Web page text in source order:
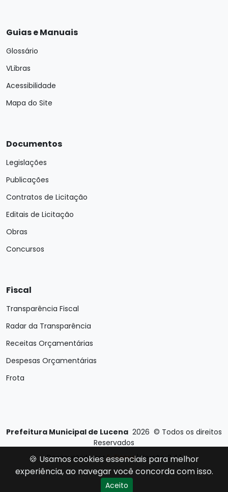
Guias e Manuais
Glossário
VLibras
Acessibilidade
Mapa do Site
Documentos
Legislações
Publicações
Contratos de Licitação
Editais de Licitação
Obras
Concursos
Fiscal
Transparência Fiscal
Radar da Transparência
Receitas Orçamentárias
Despesas Orçamentárias
Frota
Prefeitura Municipal de Lucena 2026 © Todos os direitos
Reservados
Desenvolvido porE-Ticons| Versão: 2.4.1
🍪 Usamos cookies essenciais para melhor
experiência, ao navegar você concorda com isso.
Aceito